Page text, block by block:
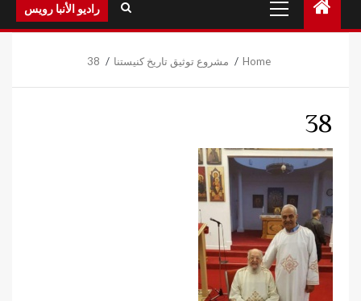
Menu
راديو الأنبا رويس
Home مشروع توثيق تاريخ كنيستنا 38
38